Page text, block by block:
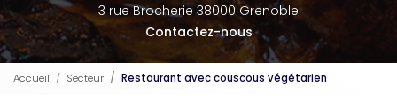
3 rue Brocherie 38000 Grenoble
Contactez-nous
Accueil Secteur Restaurant avec couscous végétarien